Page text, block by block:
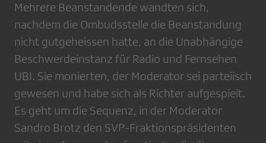
Mehrere Beanstandende wandten sich,
nachdem die Ombudsstelle die Beanstandung
nicht gutgeheissen hatte, an die Unabhängige
Beschwerdeinstanz für Radio und Fernsehen
UBI. Sie monierten, der Moderator sei parteiisch
gewesen und habe sich als Richter aufgespielt.
Es geht um die Sequenz, in der Moderator
Sandro Brotz den SVP-Fraktionspräsidenten